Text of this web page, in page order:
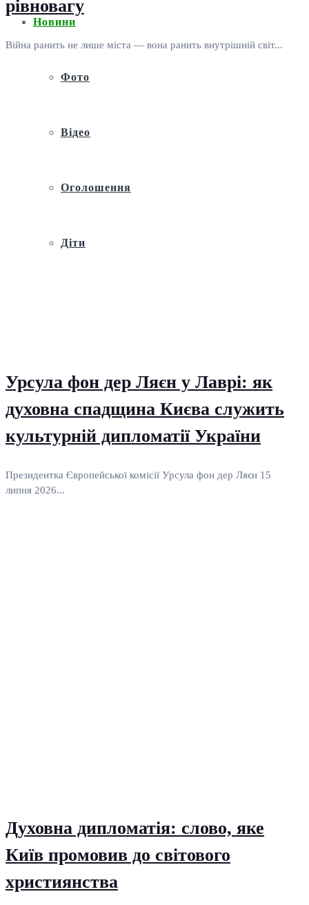
Новини
Фото
Відео
Оголошення
Діти
рівновагу
Війна ранить не лише міста — вона ранить внутрішній світ...
Урсула фон дер Ляєн у Лаврі: як
духовна спадщина Києва служить
культурній дипломатії України
Президентка Європейської комісії Урсула фон дер Ляєн 15
липня 2026...
Духовна дипломатія: слово, яке
Київ промовив до світового
християнства